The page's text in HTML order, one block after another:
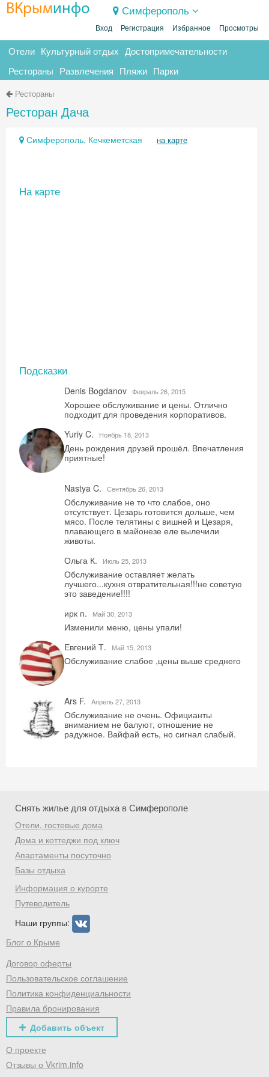
ВКрыминфо Симферополь
Вход Регистрация Избранное Просмотры
Отели Культурный отдых Достопримечательности
Рестораны Развлечения Пляжи Парки
Рестораны
Ресторан Дача
Симферополь, Кечкеметская на карте
На карте
Подсказки
Denis Bogdanov Февраль 26, 2015
Хорошее обслуживание и цены. Отлично
подходит для проведения корпоративов.
Yuriy C.
Ноябрь 18, 2013
День рождения друзей прошёл. Впечатления
приятные!
Nastya C. Сентябрь 26, 2013
Обслуживание не то что слабое, оно
отсутствует. Цезарь готовится дольше, чем
мясо. После телятины с вишней и Цезаря,
плавающего в майонезе еле вылечили
животы.
Ольга К.
Июль 25, 2013
Обслуживание оставляет желать
лучшего...кухня отвратительная!!!не советую
это заведение!!!!
ирк п.
Май 30, 2013
Изменили меню, цены упали!
Евгений Т.
Май 15, 2013
Обслуживание слабое ,цены выше среднего
Ars F. Aпрель 27, 2013
Обслуживание не очень. Официанты
вниманием не балуют, отношение не
радужное. Вайфай есть, но сигнал слабый.
Снять жилье для отдыха в Симферополе
Отели, гостевые дома
Дома и коттеджи под ключ
Апартаменты посуточно
Базы отдыха
Информация о курорте
Путеводитель
Наши группы:
Блог о Крыме
Договор оферты
Пользовательское соглашение
Политика конфиденциальности
Правила бронирования
Добавить объект
О проекте
Отзывы о Vkrim.info
Хочешь дешевле? Оставь почту и получи
промокод на первое бронирование!